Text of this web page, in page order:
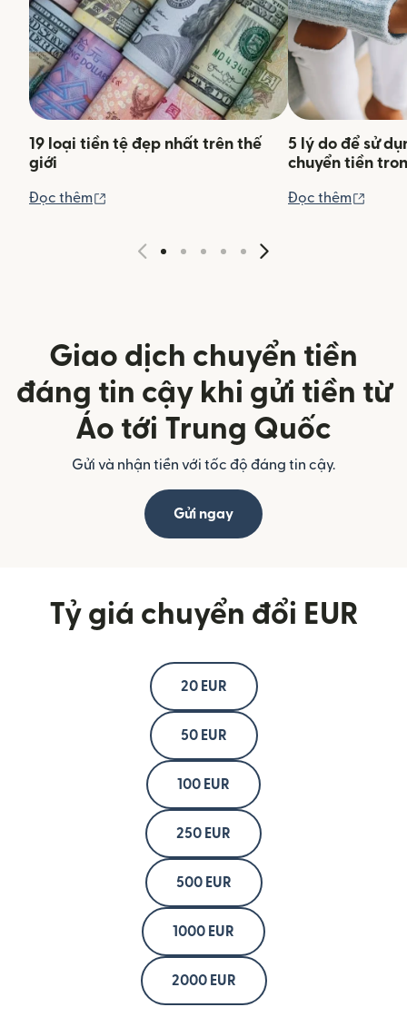
19 loại tiền tệ đẹp nhất trên thế
giới
Đọc thêm
5 lý do để sử
chuyển tiền
Đọc thêm
Giao dịch chuyển tiền
đáng tin cậy khi gửi tiền từ
Áo tới Trung Quốc
Gửi và nhận tiền với tốc độ đáng tin cậy.
Gửi ngay
Tỷ giá chuyển đổi EUR
20 EUR
50 EUR
100 EUR
250 EUR
500 EUR
1000 EUR
2000 EUR